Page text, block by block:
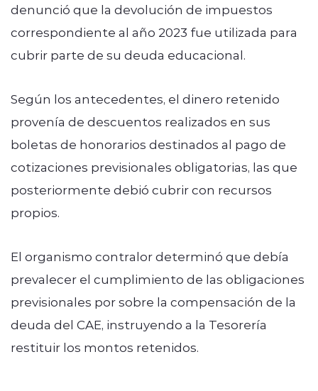
denunció que la devolución de impuestos
correspondiente al año 2023 fue utilizada para
cubrir parte de su deuda educacional.
Según los antecedentes, el dinero retenido
provenía de descuentos realizados en sus
boletas de honorarios destinados al pago de
cotizaciones previsionales obligatorias, las que
posteriormente debió cubrir con recursos
propios.
El organismo contralor determinó que debía
prevalecer el cumplimiento de las obligaciones
previsionales por sobre la compensación de la
deuda del CAE, instruyendo a la Tesorería
restituir los montos retenidos.